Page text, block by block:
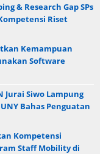
& Research Gap SPs
Riset
Kemampuan
Software
Jurai Siwo Lampung
Bahas Penguatan
Kompetensi
Staff Mobility di